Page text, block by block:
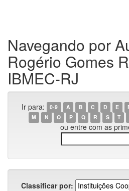
Navegando por
Rogério Gomes
IBMEC-RJ
Ir para: 0-9 A B C D E
M
N O P Q R S T
ou entre com as
Classificar por: